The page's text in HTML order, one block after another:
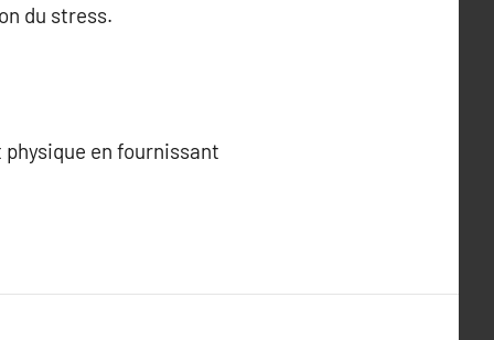
du stress.
en fournissant